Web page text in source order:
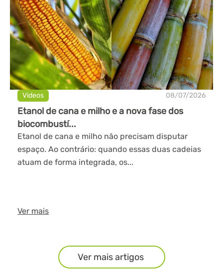
Videos 08/07/2026
Etanol de cana e milho e a nova fase dos
biocombustí...
Etanol de cana e milho não precisam disputar
espaço. Ao contrário: quando essas duas cadeias
atuam de forma integrada, os...
Ver mais
Ver mais artigos